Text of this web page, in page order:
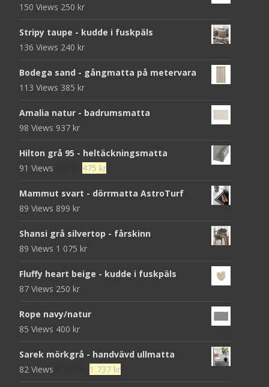
150 Views 250 kr
Stripy taupe - kudde i fuskpäls
136 Views 240 kr
Bodega sand - gångmatta på metervara
113 Views 385 kr
Amalia natur - badrumsmatta
98 Views 937 kr
Hilton grå 95 - heltäckningsmatta
91 Views
Det
priset
475 krDet
priset
475 kr.
Mammut svart - dörrmatta AstroTurf
89 Views 899 kr
Shansi grå silvertop - fårskinn
89 Views 1 075 kr
Fluffy heart beige - kudde i fuskpäls
87 Views 250 kr
Rope navy/natur
85 Views 400 kr
Sarek mörkgrå - handvävd ullmatta
82 Views
Det
1 737 krDet